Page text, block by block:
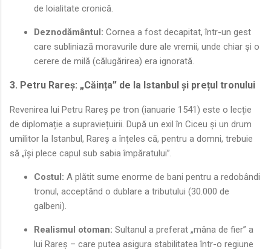
de loialitate cronică.
Deznodământul: Cornea a fost decapitat, într-un gest
care subliniază moravurile dure ale vremii, unde chiar și o
cerere de milă (călugărirea) era ignorată.
3. Petru Rareș: „Căința” de la Istanbul și prețul tronului
Revenirea lui Petru Rareș pe tron (ianuarie 1541) este o lecție
de diplomație a supraviețuirii. După un exil în Ciceu și un drum
umilitor la Istanbul, Rareș a înțeles că, pentru a domni, trebuie
să „își plece capul sub sabia împăratului”.
Costul: A plătit sume enorme de bani pentru a redobândi
tronul, acceptând o dublare a tributului (30.000 de
galbeni).
Realismul otoman: Sultanul a preferat „mâna de fier” a
lui Rareș – care putea asigura stabilitatea într-o regiune